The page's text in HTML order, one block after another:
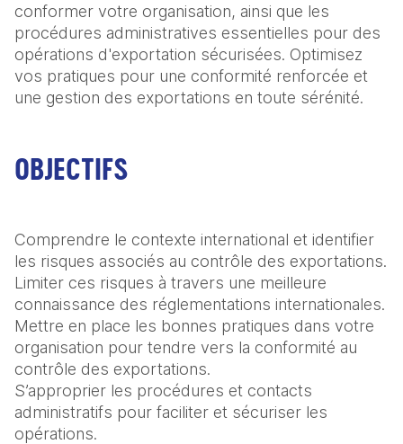
conformer votre organisation, ainsi que les
procédures administratives essentielles pour des
opérations d'exportation sécurisées. Optimisez
vos pratiques pour une conformité renforcée et
une gestion des exportations en toute sérénité.
OBJECTIFS
Comprendre le contexte international et identifier
les risques associés au contrôle des exportations.
Limiter ces risques à travers une meilleure
connaissance des réglementations internationales.
Mettre en place les bonnes pratiques dans votre
organisation pour tendre vers la conformité au
contrôle des exportations.
S’approprier les procédures et contacts
administratifs pour faciliter et sécuriser les
opérations.